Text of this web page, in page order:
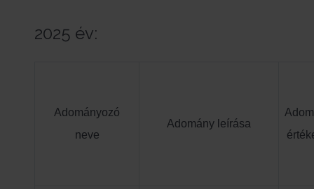
2025 év:
Adományozó
neve
Adomány leírása